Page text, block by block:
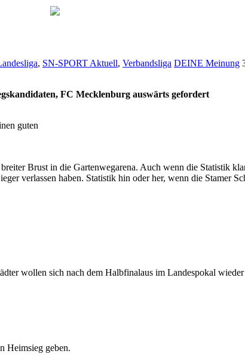
, SN-SPORT Aktuell, Verbandsliga DEINE Meinung
FC Mecklenburg auswärts gefordert
guten
Brust in die Gartenwegarena. Auch wenn die Statistik
verlassen haben. Statistik hin oder her, wenn die Stamer
wollen sich nach dem Halbfinalaus im Landespokal
Heimsieg geben.